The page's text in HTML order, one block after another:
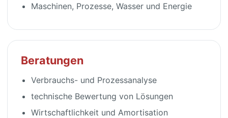
Maschinen, Prozesse, Wasser und Energie
Beratungen
Verbrauchs- und Prozessanalyse
technische Bewertung von Lösungen
Wirtschaftlichkeit und Amortisation